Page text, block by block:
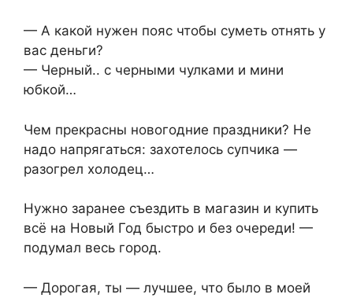
— А какой нужен пояс чтобы суметь отнять у
вас деньги?
— Черный.. с черными чулками и мини
юбкой…
Чем прекрасны новогодние праздники? Не
надо напрягаться: захотелось супчика —
разогрел холодец…
Нужно заранее съездить в магазин и купить
всё на Новый Год быстро и без очереди! —
подумал весь город.
— Дорогая, ты — лучшее, что было в моей